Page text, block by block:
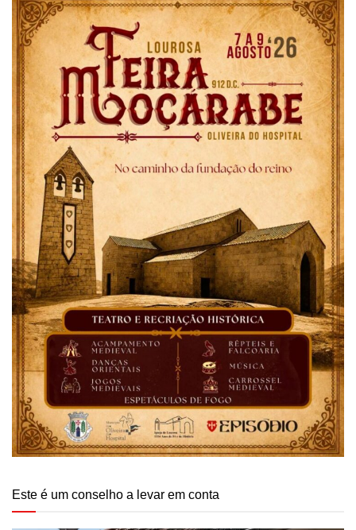
Este é um conselho a levar em conta